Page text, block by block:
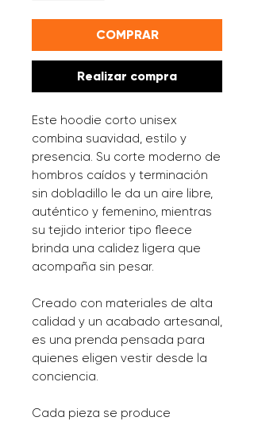
COMPRAR
Realizar compra
Este hoodie corto unisex
combina suavidad, estilo y
presencia. Su corte moderno de
hombros caídos y terminación
sin dobladillo le da un aire libre,
auténtico y femenino, mientras
su tejido interior tipo fleece
brinda una calidez ligera que
acompaña sin pesar.
Creado con materiales de alta
calidad y un acabado artesanal,
es una prenda pensada para
quienes eligen vestir desde la
conciencia.
Cada pieza se produce